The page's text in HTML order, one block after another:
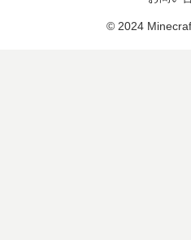
© 2024